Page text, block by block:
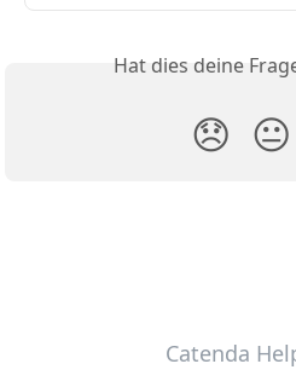
Hat dies deine
😞 😐
Catenda